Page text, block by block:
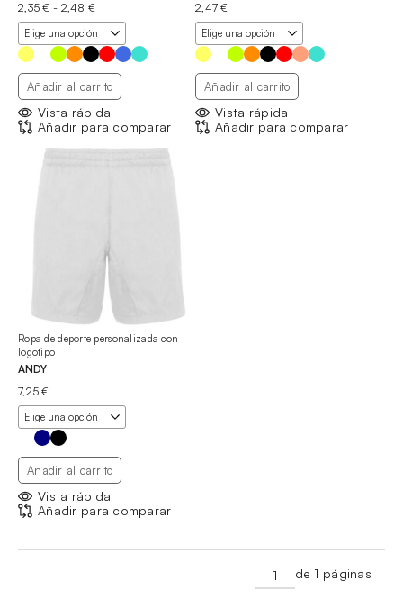
2,35€ - 2,48 €
de
precios:
desde
2,35 €
hasta
2,48 €
Añadir al carrito
Vista rápida
Añadir para comparar
2,47€
Añadir al carrito
Vista rápida
Añadir para comparar
Ropa de deporte personalizada con
logotipo
ANDY
7,25€
Añadir al carrito
Vista rápida
Añadir para comparar
de 1 páginas